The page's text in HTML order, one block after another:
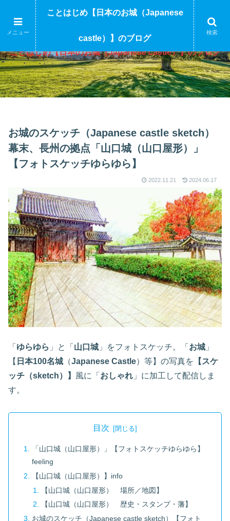
ことはじめ【日本のお城（Japanese castle）】のブログ
お城のスケッチ（Japanese castle sketch）
幕末、長州の拠点「山口城（山口屋形）」
【フォトスケッチゆらゆら】
2022.11.21 2024.06.17
「 ゆらゆら 」と「 山口城 」をフォトスケッチ。「 お城 」
【 日本100名城 （Japanese Castle）等】の写真を 【スケ
ッチ（sketch）】 風に「 おしゃれ 」に加工して配信しま
す。
目次
「山口城（山口屋形）」【フォトスケッチゆらゆら】
feeling
【山口城（山口屋形）】info
【山口城（山口屋形） 場所／地図】
【山口城（山口屋形） 歴史・スタンプ・藩】
お城のスケッチ（Japanese castle sketch）【フォト
メニュー
ことはじめ【日本のお城（Japanese
castle）】のブログ
検索